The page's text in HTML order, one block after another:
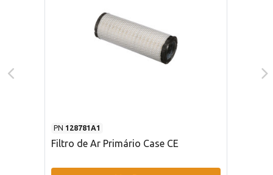
PN 128781A1
Filtro de Ar Primário Case CE